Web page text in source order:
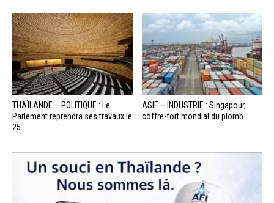
THAÏLANDE – POLITIQUE : Le
Parlement reprendra ses travaux le
25...
ASIE – INDUSTRIE : Singapour,
coffre-fort mondial du plomb